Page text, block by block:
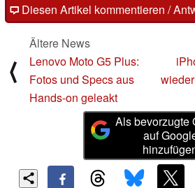
Diesen Artikel kommentieren /
⟨
Ältere News
Lenovo Moto G5 Plus:
Fotos und Specs aus
Hands-on geleakt
Als bevorzugte
auf